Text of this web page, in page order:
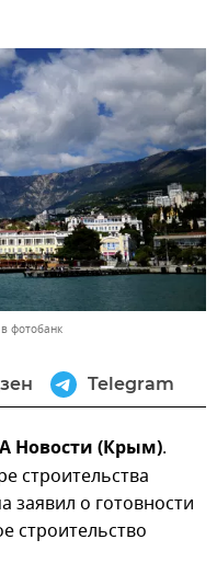
фотобанк
Telegram
Новости (Крым).
строительства
заявил о готовности
строительство